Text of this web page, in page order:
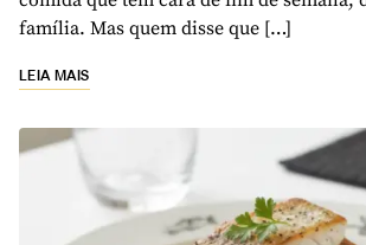
família. Mas quem disse que […]
LEIA MAIS